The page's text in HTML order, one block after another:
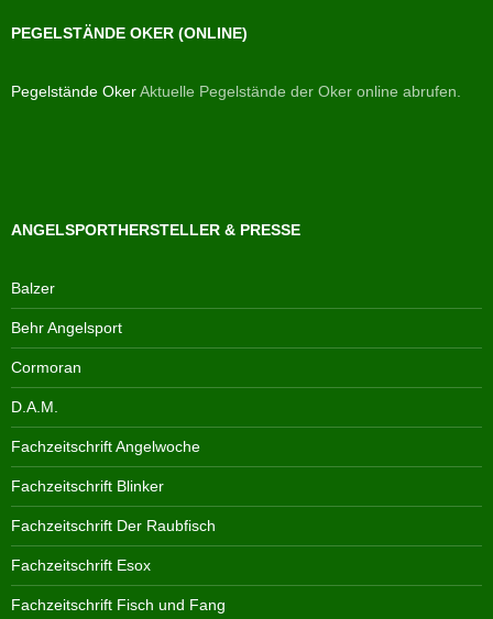
PEGELSTÄNDE OKER (ONLINE)
Pegelstände OkerAktuelle Pegelstände der Oker online abrufen.
ANGELSPORTHERSTELLER & PRESSE
Balzer
Behr Angelsport
Cormoran
D.A.M.
Fachzeitschrift Angelwoche
Fachzeitschrift Blinker
Fachzeitschrift Der Raubfisch
Fachzeitschrift Esox
Fachzeitschrift Fisch und Fang